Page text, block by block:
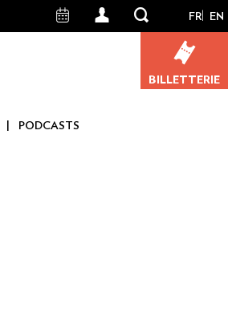
User
menu
FR EN
BILLETTERIE
PODCASTS